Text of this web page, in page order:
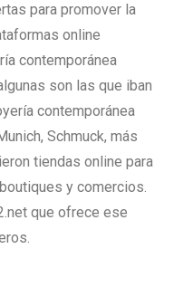
para promover la
online
contemporánea
son las que iban
contemporánea
Schmuck, más
tiendas online para
y comercios.
que ofrece ese